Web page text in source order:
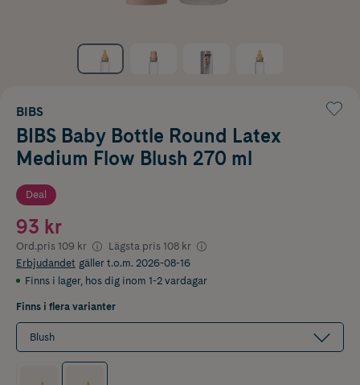
BIBS
BIBS Baby Bottle Round Latex
Medium Flow Blush 270 ml
Deal
93 kr
Ord.pris 109 kr Lägsta pris 108 kr
Erbjudandet gäller t.o.m. 2026-08-16
Finns i lager, hos dig inom 1-2 vardagar
Finns i flera varianter
Blush